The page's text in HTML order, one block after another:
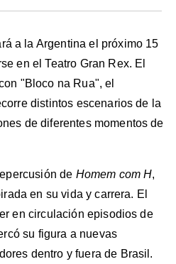
a la Argentina el próximo 15
en el Teatro Gran Rex. El
"Bloco na Rua", el
distintos escenarios de la
de diferentes momentos de
de Homem com H,
en su vida y carrera. El
en circulación episodios de
su figura a nuevas
dentro y fuera de Brasil.